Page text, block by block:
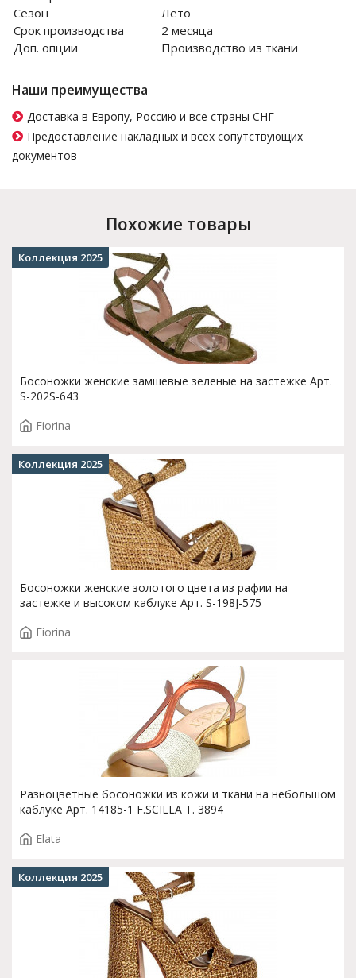
Сезон
Лето
Срок производства
2 месяца
Доп. опции
Производство из ткани
Наши преимущества
Доставка в Европу, Россию и все страны СНГ
Предоставление накладных и всех сопутствующих
документов
Похожие товары
Босоножки женские замшевые зеленые на застежке Арт.
S-202S-643
Fiorina
Коллекция 2025
Босоножки женские золотого цвета из рафии на
застежке и высоком каблуке Арт. S-198J-575
Fiorina
Коллекция 2025
Разноцветные босоножки из кожи и ткани на небольшом
каблуке Арт. 14185-1 F.SCILLA T. 3894
Elata
Коллекция 2025